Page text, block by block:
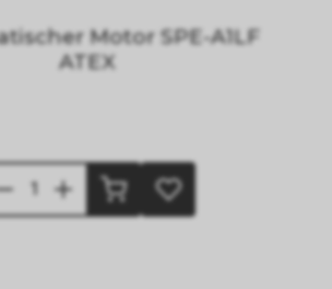
Motor SPE-A1LF
ATEX